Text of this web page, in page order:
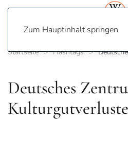
Zum Hauptinhalt springen
Startseite Hashtags
Deutsches
Kulturgutverluste